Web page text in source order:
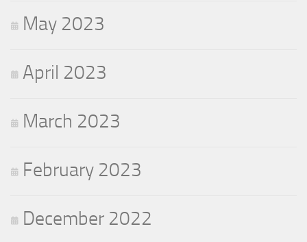
May 2023
April 2023
March 2023
February 2023
December 2022